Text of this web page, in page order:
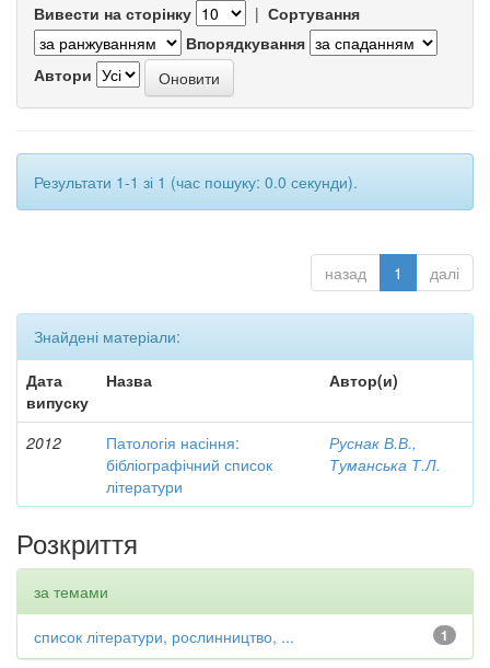
Вивести на сторінку | Сортування
Впорядкування
Автори
Результати 1-1 зі 1 (час пошуку: 0.0 секунди).
назад 1 далі
Знайдені матеріали:
Дата
випуску
Назва Автор(и)
2012
Патологія насіння:
бібліографічний список
літератури
Руснак В.В.,
Туманська Т.Л.
Розкриття
за темами
1
список літератури, рослинництво, ...